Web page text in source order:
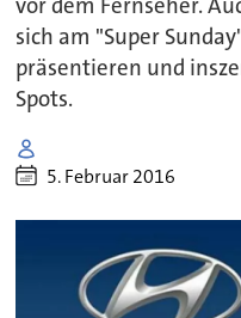
vor dem Fernseher.
sich am "Super
präsentieren und
Spots.
5. Februar 2016